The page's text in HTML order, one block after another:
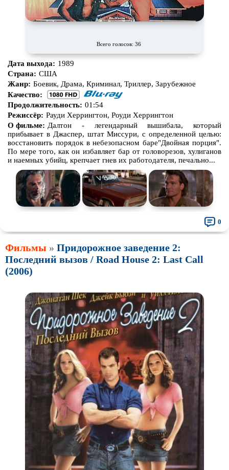
Всего голосов: 36
Дата выхода: 1989
Страна: США
Жанр: Боевик, Драма, Криминал, Триллер, Зарубежное
Качество:
Продолжительность: 01:54
Режиссёр: Рауди Херрингтон, Роуди Херрингтон
О фильме: Далтон - легендарный вышибала, который
прибывает в Джаспер, штат Миссури, с определенной целью:
восстановить порядок в небезопасном баре"Двойная порция".
По мере того, как он избавляет бар от головорезов, хулиганов
и наемных убийц, крепчает гнев их работодателя, печально...
0
Фильмы » Придорожное заведение 2:
Последний вызов / Road House 2: Last Call
(2006)